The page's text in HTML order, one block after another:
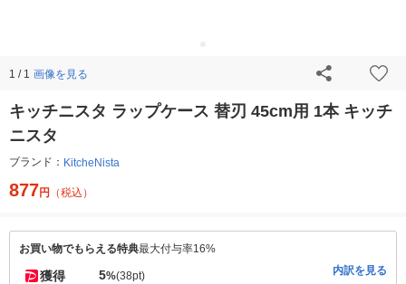
1 / 1 画像を見る
キッチニスタ ラップケース 替刃 45cm用 1本 キッチ
ニスタ
ブランド： KitcheNista
877円 （税込）
お買い物でもらえる特典最大付与率16%
獲得 5%(38pt) 内訳を見る